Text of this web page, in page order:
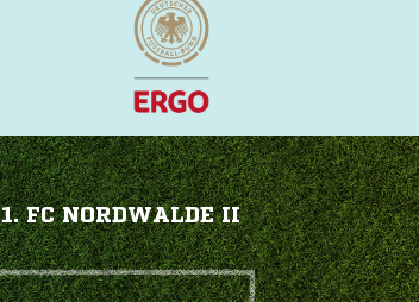
1. FC NORDWALDE II